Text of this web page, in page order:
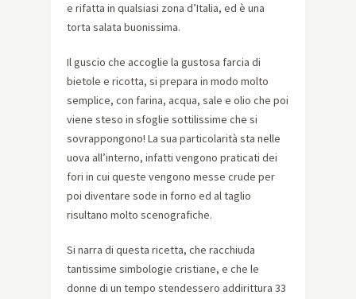
e rifatta in qualsiasi zona d’Italia, ed è una
torta salata buonissima.
Il guscio che accoglie la gustosa farcia di
bietole e ricotta, si prepara in modo molto
semplice, con farina, acqua, sale e olio che poi
viene steso in sfoglie sottilissime che si
sovrappongono! La sua particolarità sta nelle
uova all’interno, infatti vengono praticati dei
fori in cui queste vengono messe crude per
poi diventare sode in forno ed al taglio
risultano molto scenografiche.
Si narra di questa ricetta, che racchiuda
tantissime simbologie cristiane, e che le
donne di un tempo stendessero addirittura 33